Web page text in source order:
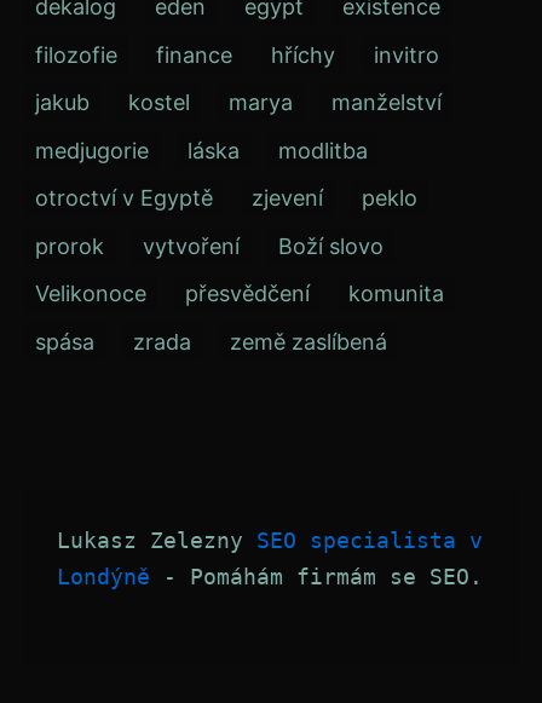
dekalog
eden egypt
existence
filozofie
finance hříchy
invitro
jakub
kostel marya
manželství
medjugorie
láska
modlitba
otroctví v Egyptě
zjevení
peklo
prorok
vytvoření
Boží slovo
Velikonoce
přesvědčení
komunita
spása
zrada země zaslíbená
Lukasz Zelezny SEO specialista v
Londýně - Pomáhám firmám se SEO.